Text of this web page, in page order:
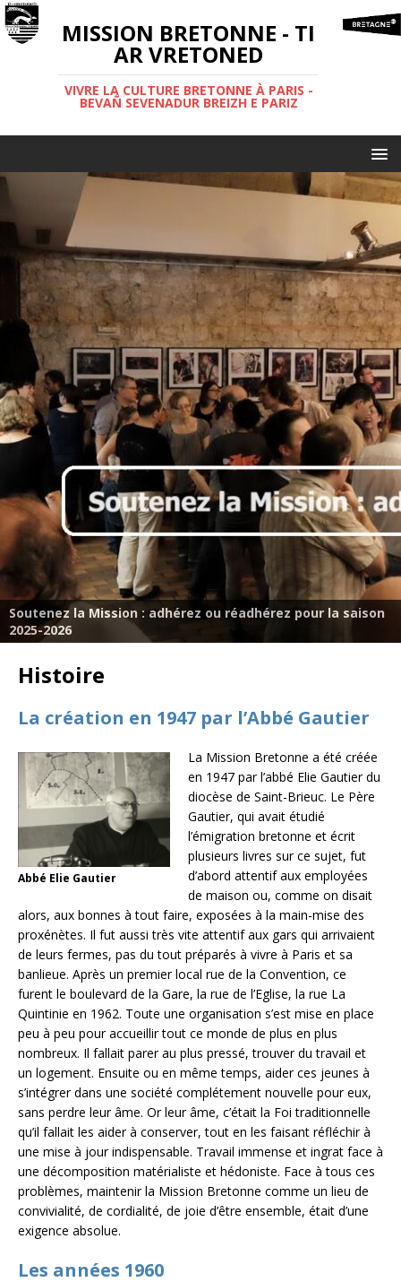
MISSION BRETONNE - TI
AR VRETONED
VIVRE LA CULTURE BRETONNE À PARIS -
BEVAÑ SEVENADUR BREIZH E PARIZ
Soutenez la Mission : adhérez ou réadhérez pour la saison
2025-2026
Histoire
La création en 1947 par l’Abbé Gautier
Abbé Elie Gautier
La Mission Bretonne a été créée
en 1947 par l’abbé Elie Gautier du
diocèse de Saint-Brieuc. Le Père
Gautier, qui avait étudié
l’émigration bretonne et écrit
plusieurs livres sur ce sujet, fut
d’abord attentif aux employées
de maison ou, comme on disait
alors, aux bonnes à tout faire, exposées à la main-mise des
proxénètes. Il fut aussi très vite attentif aux gars qui arrivaient
de leurs fermes, pas du tout préparés à vivre à Paris et sa
banlieue. Après un premier local rue de la Convention, ce
furent le boulevard de la Gare, la rue de l’Eglise, la rue La
Quintinie en 1962. Toute une organisation s’est mise en place
peu à peu pour accueillir tout ce monde de plus en plus
nombreux. Il fallait parer au plus pressé, trouver du travail et
un logement. Ensuite ou en même temps, aider ces jeunes à
s’intégrer dans une société complétement nouvelle pour eux,
sans perdre leur âme. Or leur âme, c’était la Foi traditionnelle
qu’il fallait les aider à conserver, tout en les faisant réfléchir à
une mise à jour indispensable. Travail immense et ingrat face à
une décomposition matérialiste et hédoniste. Face à tous ces
problèmes, maintenir la Mission Bretonne comme un lieu de
convivialité, de cordialité, de joie d’être ensemble, était d’une
exigence absolue.
Les années 1960